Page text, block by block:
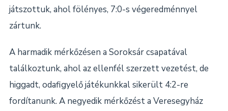
játszottuk, ahol fölényes, 7:0-s végeredménnyel
zártunk.
A harmadik mérkőzésen a Soroksár csapatával
találkoztunk, ahol az ellenfél szerzett vezetést, de
higgadt, odafigyelő játékunkkal sikerült 4:2-re
fordítanunk. A negyedik mérkőzést a Veresegyház